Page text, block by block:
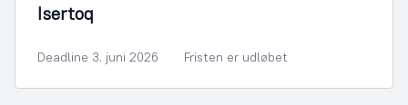
Isertoq
Deadline 3. juni 2026 Fristen er udløbet